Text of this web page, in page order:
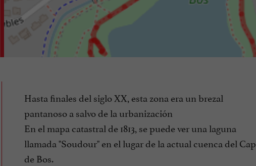
Hasta finales del siglo XX, esta zona era un brezal
pantanoso a salvo de la urbanización
En el mapa catastral de 1813, se puede ver una laguna
llamada "Soudour" en el lugar de la actual cuenca del Cap
de Bos.